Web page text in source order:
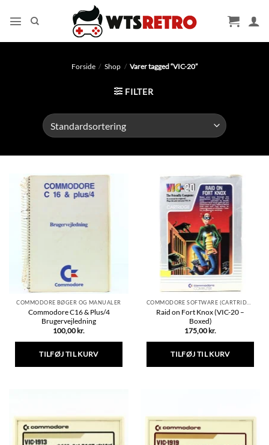
Forside / Shop / Varer tagged “VIC-20”
FILTER
COMMODORE BØGER OG MANUALER
Commodore C16 & Plus/4
Brugervejledning
100,00 kr.
TILFØJ TIL KURV
Raid on Fort Knox (VIC-20 –
Boxed)
175,00 kr.
TILFØJ TIL KURV